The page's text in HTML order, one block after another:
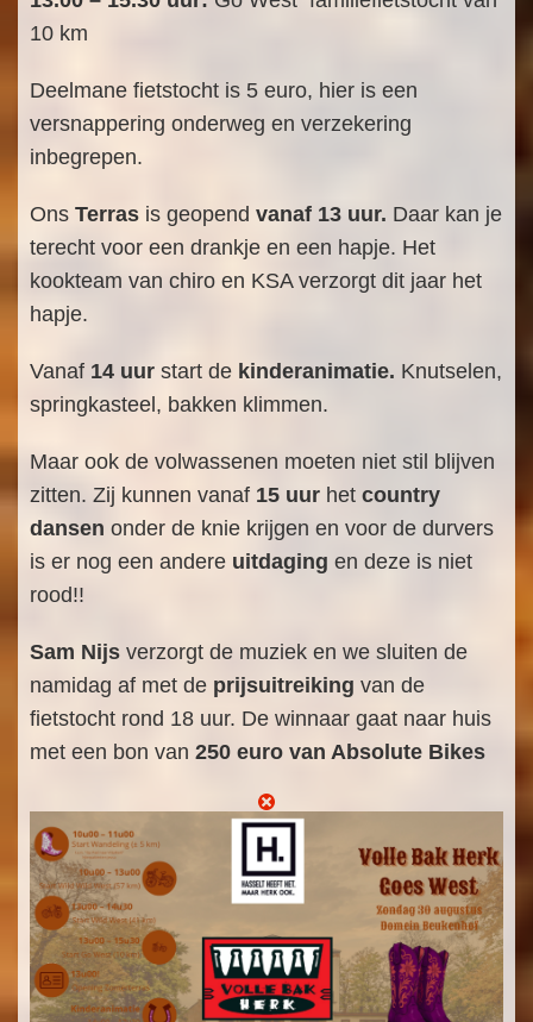
10 km
Deelmane fietstocht is 5 euro, hier is een
versnappering onderweg en verzekering
inbegrepen.
Ons Terras is geopend vanaf 13 uur. Daar kan je
terecht voor een drankje en een hapje. Het
kookteam van chiro en KSA verzorgt dit jaar het
hapje.
Vanaf 14 uur start de kinderanimatie. Knutselen,
springkasteel, bakken klimmen.
Maar ook de volwassenen moeten niet stil blijven
zitten. Zij kunnen vanaf 15 uur het country
dansen onder de knie krijgen en voor de durvers
is er nog een andere uitdaging en deze is niet
rood!!
Sam Nijs verzorgt de muziek en we sluiten de
namidag af met de prijsuitreiking van de
fietstocht rond 18 uur. De winnaar gaat naar huis
met een bon van 250 euro van Absolute Bikes